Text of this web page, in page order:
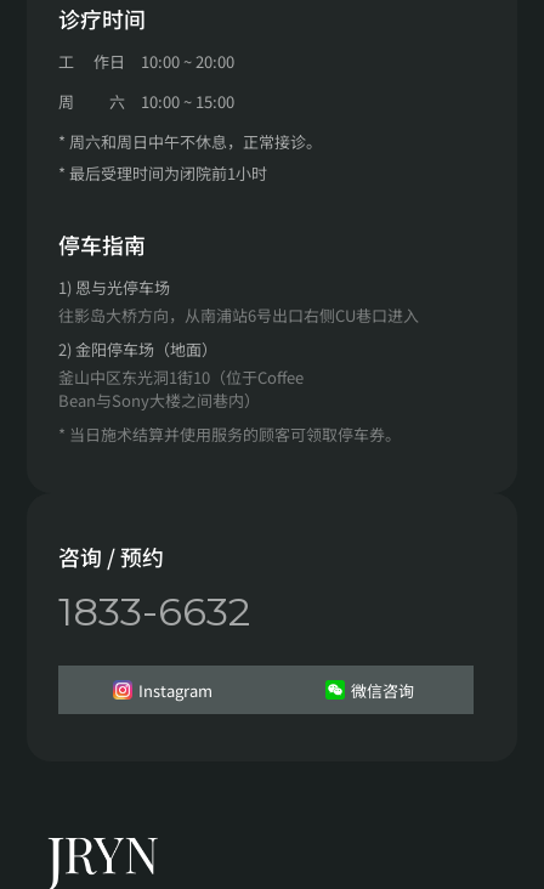
诊疗时间
工 作日
10:00 ~ 20:00
周
六
10:00 ~ 15:00
* 周六和周日中午不休息，正常接诊。
* 最后受理时间为闭院前1小时
停车指南
1) 恩与光停车场
往影岛大桥方向，从南浦站6号出口右侧CU巷口进入
2) 金阳停车场（地面）
釜山中区东光洞1街10（位于Coffee
Bean与Sony大楼之间巷内）
* 当日施术结算并使用服务的顾客可领取停车券。
咨询 / 预约
1833-6632
Instagram 微信咨询